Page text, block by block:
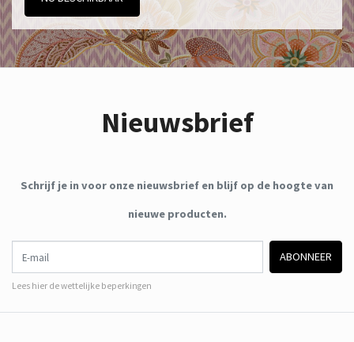
Nieuwsbrief
Schrijf je in voor onze nieuwsbrief en blijf op de hoogte van
nieuwe producten.
ABONNEER
Lees hier de wettelijke beperkingen